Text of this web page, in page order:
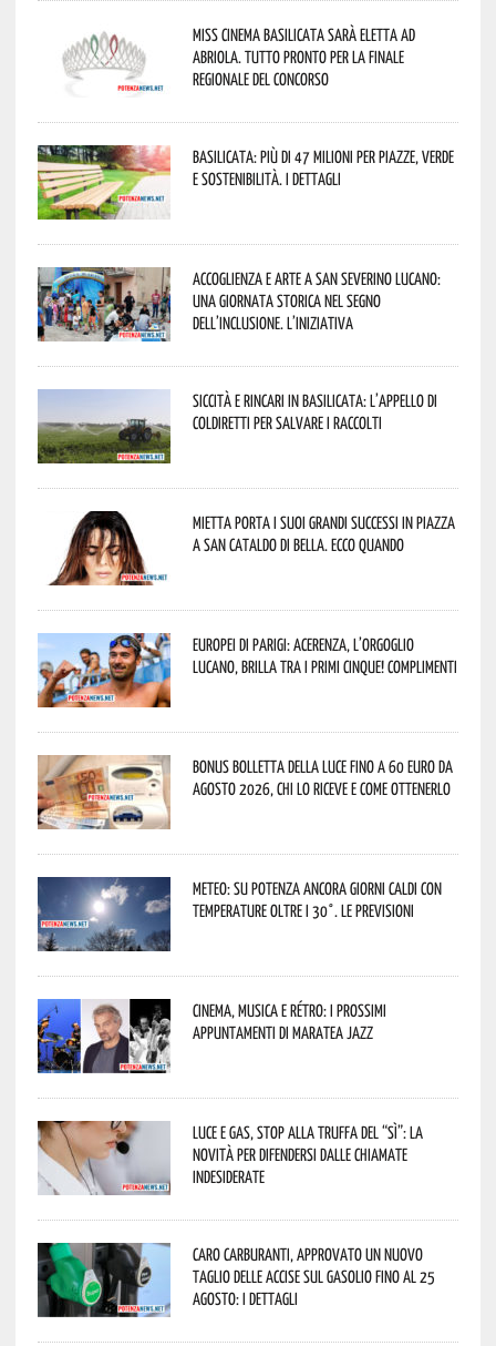
Miss Cinema Basilicata sarà eletta ad
Abriola. Tutto pronto per la finale
regionale del concorso
Basilicata: più di 47 milioni per piazze, verde
e sostenibilità. I dettagli
Accoglienza e arte a San Severino Lucano:
una giornata storica nel segno
dell’inclusione. L’iniziativa
Siccità e rincari in Basilicata: l’appello di
Coldiretti per salvare i raccolti
Mietta porta i suoi grandi successi in piazza
a San Cataldo di Bella. Ecco quando
Europei di Parigi: Acerenza, l’orgoglio
lucano, brilla tra i primi cinque! Complimenti
Bonus bolletta della luce fino a 60 euro da
agosto 2026, chi lo riceve e come ottenerlo
Meteo: su Potenza ancora giorni caldi con
temperature oltre i 30°. Le previsioni
Cinema, musica e rétro: i prossimi
appuntamenti di Maratea Jazz
Luce e gas, stop alla truffa del “Sì”: la
novità per difendersi dalle chiamate
indesiderate
Caro carburanti, approvato un nuovo
taglio delle accise sul gasolio fino al 25
agosto: i dettagli